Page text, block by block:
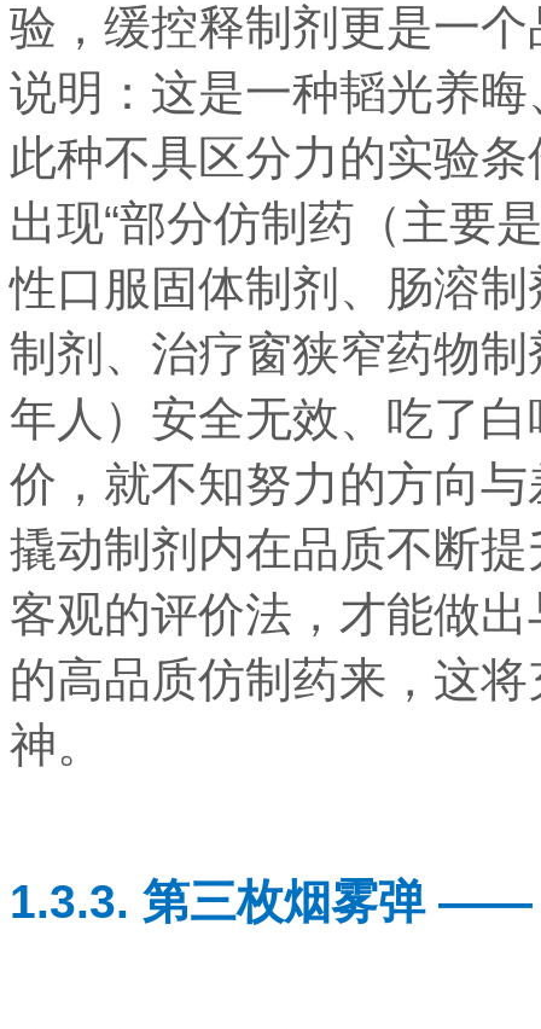
验，缓控释制剂更是一
说明：这是一种韬光养
此种不具区分力的实验
出现“部分仿制药（主要
性口服固体制剂、肠溶
制剂、治疗窗狭窄药物
年人）安全无效、吃了
价，就不知努力的方向
撬动制剂内在品质不断提
客观的评价法，才能做
的高品质仿制药来，这
神。
1.3.3. 第三枚烟雾弹 ——